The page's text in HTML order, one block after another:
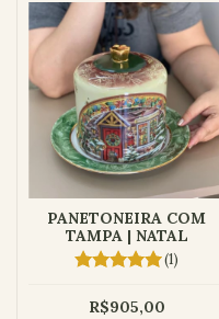
PANETONEIRA COM
TAMPA | NATAL
(1)
R$905,00